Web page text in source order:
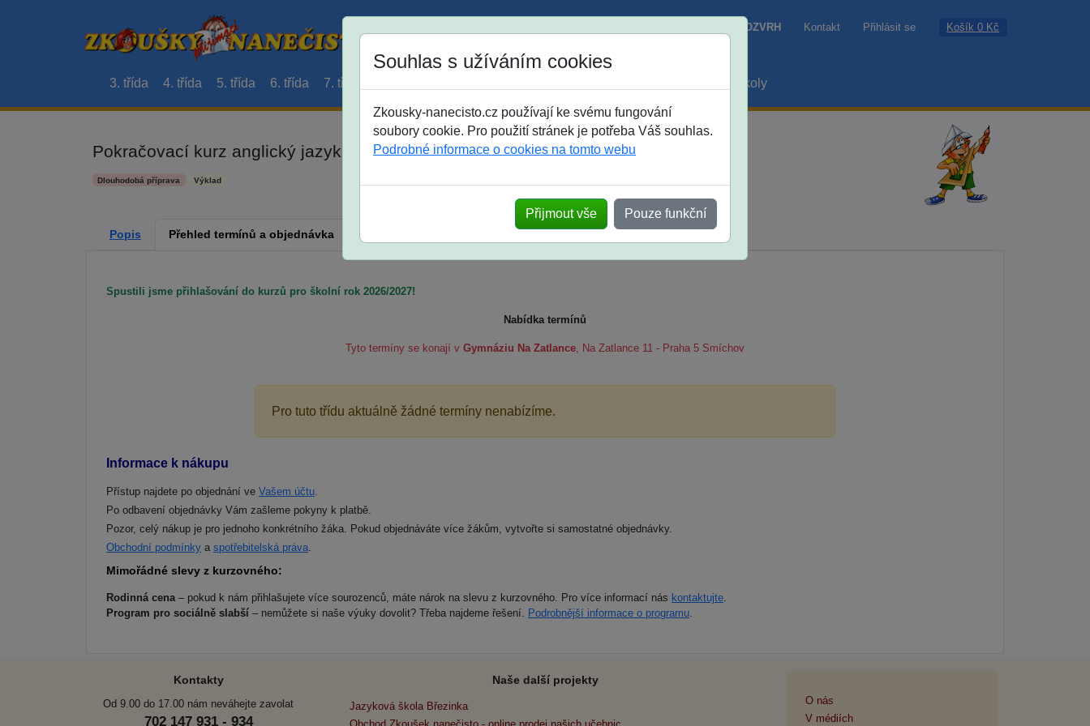
ROZVRH Kontakt Přihlásit se Košík 0 Kč
3. třída 4. třída 5. třída 6. třída 7. třída školy
Pokračovací kurz anglický jazyk pro žáky 5. tříd
Dlouhodobá příprava Výklad
Popis Přehled termínů a objednávka
Souhlas s užíváním cookies
Zkousky-nanecisto.cz používají ke svému fungování
soubory cookie. Pro použití stránek je potřeba Váš souhlas.
Podrobné informace o cookies na tomto webu
Přijmout vše Pouze funkční
Spustili jsme přihlašování do kurzů pro školní rok 2026/2027!
Nabídka termínů
Tyto termíny se konají v Gymnáziu Na Zatlance , Na Zatlance 11 - Praha 5 Smíchov
Pro tuto třídu aktuálně žádné termíny nenabízíme.
Informace k nákupu
Přístup najdete po objednání ve Vašem účtu.
Po odbavení objednávky Vám zašleme pokyny k platbě.
Pozor, celý nákup je pro jednoho konkrétního žáka. Pokud objednáváte více žákům, vytvořte si samostatné objednávky.
Obchodní podmínky a spotřebitelská práva.
Mimořádné slevy z kurzovného:
Rodinná cena– pokud k nám přihlašujete více sourozenců, máte nárok na slevu z kurzovného. Pro více informací nás kontaktujte.
Program pro sociálně slabší – nemůžete si naše výuky dovolit? Třeba najdeme řešení. Podrobnější informace o programu.
Kontakty
Od 9.00 do 17.00 nám neváhejte zavolat
702 147 931 - 934
Naše další projekty
Jazyková škola Březinka
O nás
V médiích